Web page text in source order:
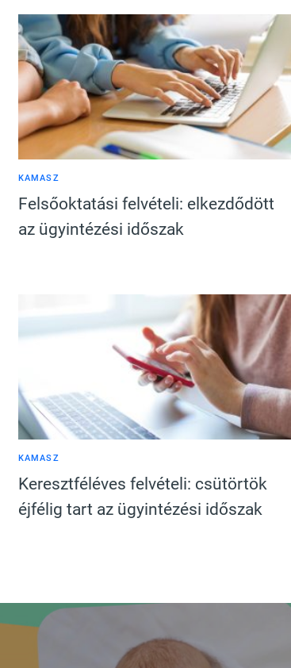
KAMASZ
Felsőoktatási felvételi: elkezdődött
az ügyintézési időszak
KAMASZ
Keresztféléves felvételi: csütörtök
éjfélig tart az ügyintézési időszak